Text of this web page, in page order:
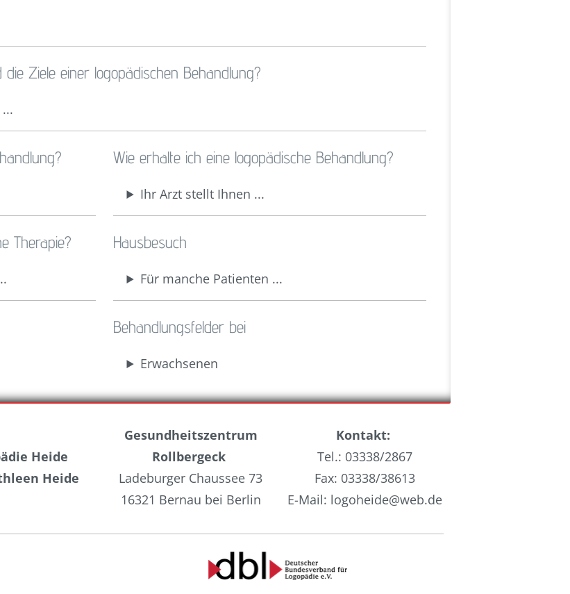
die Ziele einer logopädischen Behandlung?
Therapie?
Wie erhalte ich eine logopädische Behandlung?
Ihr Arzt stellt Ihnen ...
Hausbesuch
Für manche Patienten ...
Behandlungsfelder bei
Erwachsenen
Heide
Heide
Gesundheitszentrum
Rollbergeck
Ladeburger Chaussee 73
16321 Bernau bei Berlin
Kontakt:
Tel.: 03338/2867
Fax: 03338/38613
E-Mail: logoheide@web.de